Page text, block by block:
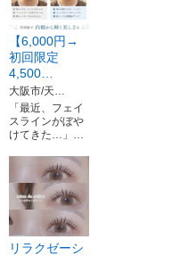
【6,000円→
初回限定
4,500…
大阪市/天…
「最近、フェイ
スラインがぼや
けてきた…」…
リラクゼーシ